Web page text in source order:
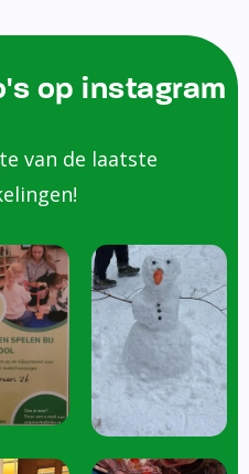
op instagram
van de laatste